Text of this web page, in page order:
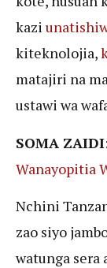
kazi
kiteknolojia,
matajiri na
ustawi wa
SOMA ZAIDI:
Wanayopitia
Nchini
zao siyo
watunga sera